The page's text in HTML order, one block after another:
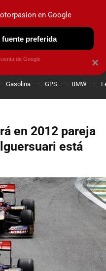
OBSERVATORIO
Gasolina GPS BMW
en 2012 pareja
está
×
en Google
preferida
de Google